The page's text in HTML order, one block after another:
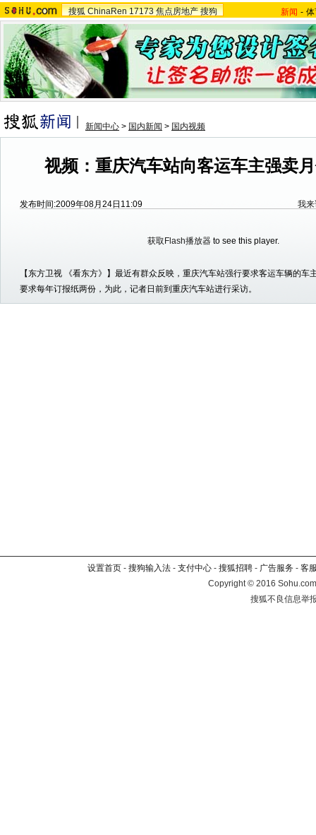
搜狐 ChinaRen 17173 焦点房地产 搜狗 新闻 -
新闻中心 > 国内新闻 > 国内视频
视频：重庆汽车站向客运车主强卖
发布时间:2009年08月24日11:09 我
获取Flash播放器 to see this player.
【东方卫视 《看东方》】最近有群众反映，重庆汽车站强行要求客运车辆的车
要求每年订报纸两份，为此，记者日前到重庆汽车站进行采访。
设置首页 - 搜狗输入法 - 支付中心 - 搜狐招聘 - 广告服务 - 客
Copyright©2016
搜狐不良信息举